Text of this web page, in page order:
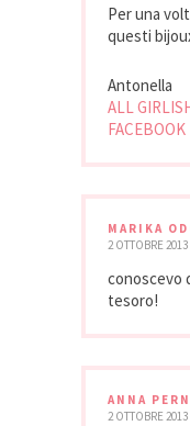
Per una
questi
Antonella
ALL
FACEBOOK
MARIKA
2 OTTOBRE 2013
conoscevo
tesoro!
ANNA
2 OTTOBRE 2013